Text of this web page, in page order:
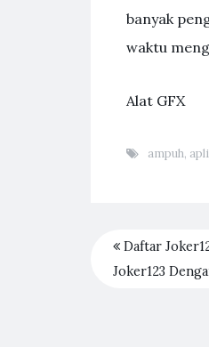
banyak
waktu
Alat GFX
ampuh,
Daftar
Joker123